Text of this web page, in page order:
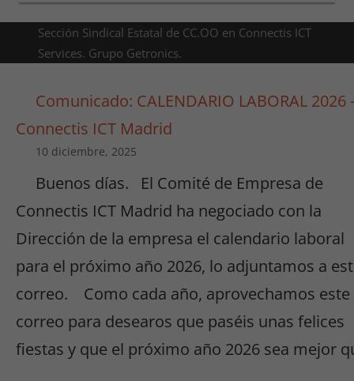
Sección Sindical Estatal de CC.OO en Connectis ICT
Services. Grupo Getronics.
Comunicado: CALENDARIO LABORAL 2026
Connectis ICT Madrid
10 diciembre, 2025
Buenos días. El Comité de Empresa de
Connectis ICT Madrid ha negociado con la
Dirección de la empresa el calendario laboral
para el próximo año 2026, lo adjuntamos a
correo. Como cada año, aprovechamos este
correo para desearos que paséis unas felices
fiestas y que el próximo año 2026 sea mejor